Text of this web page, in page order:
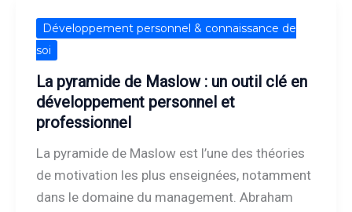
Développement personnel & connaissance de
soi
La pyramide de Maslow : un outil clé en
développement personnel et
professionnel
La pyramide de Maslow est l’une des théories
de motivation les plus enseignées, notamment
dans le domaine du management. Abraham
La
pyramide
de
Maslow
:
outil
clé
en